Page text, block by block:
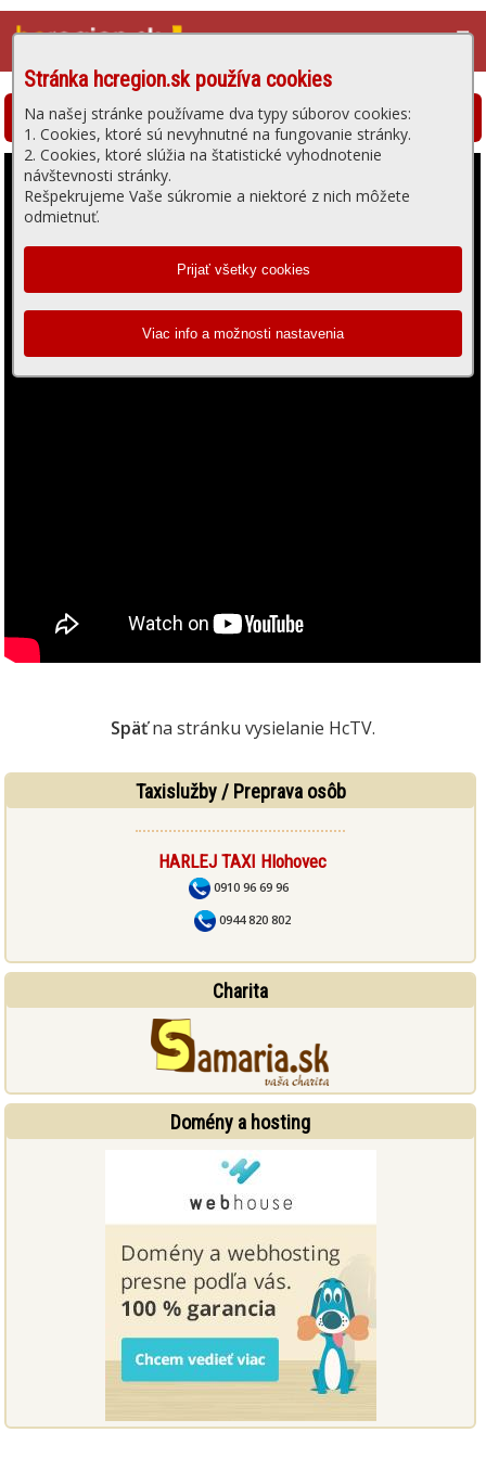
☰
Stránka hcregion.sk používa cookies
Na našej stránke používame dva typy súborov cookies:
1. Cookies, ktoré sú nevyhnutné na fungovanie stránky.
2. Cookies, ktoré slúžia na štatistické vyhodnotenie
návštevnosti stránky.
Rešpekrujeme Vaše súkromie a niektoré z nich môžete
odmietnuť.
Hlohovská televízia - prehrávanie videa
Späťna stránku vysielanie HcTV.
Taxislužby / Preprava osôb
HARLEJ TAXI Hlohovec
0910 96 69 96
0944 820 802
Charita
Domény a hosting